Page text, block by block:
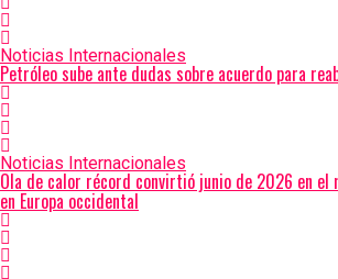
Noticias Internacionales
Petróleo sube ante dudas sobre acuerdo para
Noticias Internacionales
Ola de calor récord convirtió junio de 2026 en
en Europa occidental